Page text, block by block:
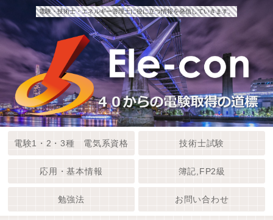
電験・技術士・エネルギー管理士に役に立つ情報を発信していきます。
電験1・2・3種 電気系資格 技術士試験
応用・基本情報 簿記,FP2級
勉強法 お問い合わせ